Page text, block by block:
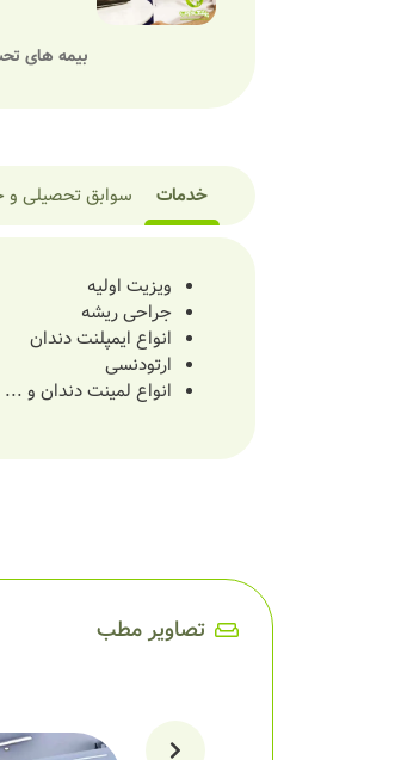
بیمه های
خدمات سوابق تحصیلی و
ویزیت اولیه
جراحی ریشه
انواع ایمپلنت دندان
ارتودنسی
انواع لمینت دندان و ...
تصاویر مطب